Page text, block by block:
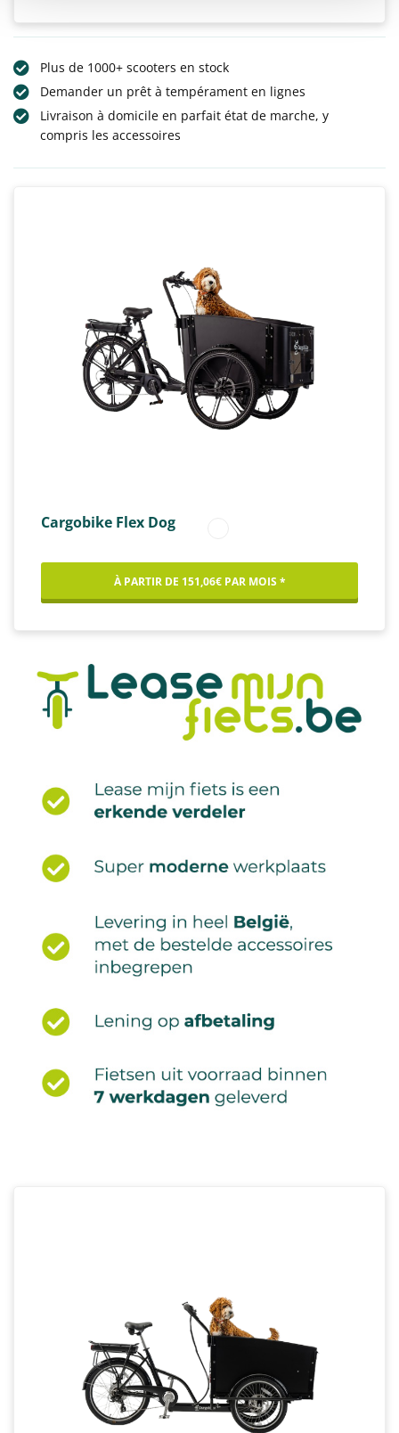
Plus de 1000+ scooters en stock
Demander un prêt à tempérament en lignes
Livraison à domicile en parfait état de marche, y
compris les accessoires
Cargobike Flex Dog
À PARTIR DE 151,06€ PAR MOIS *